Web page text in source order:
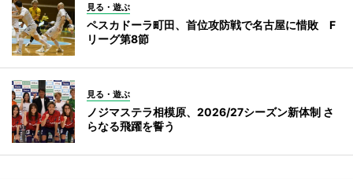
見る・遊ぶ
ペスカドーラ町田、首位攻防戦で名古屋に惜敗 F
リーグ第8節
見る・遊ぶ
ノジマステラ相模原、2026/27シーズン新体制 さ
らなる飛躍を誓う